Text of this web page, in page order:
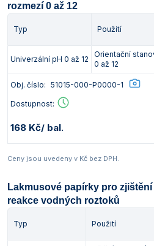
rozmezí 0 až 12
Typ Použití
Univerzální pH 0 až 12
Orientační
0 až 12
Obj. číslo: 51015-000-P0000-1
Dostupnost:
168 Kč/ bal.
Ceny jsou uvedeny v Kč bez DPH.
Lakmusové papírky pro
reakce vodných roztoků
Typ Použití